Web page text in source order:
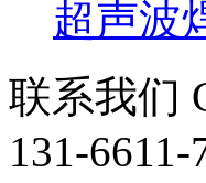
超声波
联系我们
131-6611-